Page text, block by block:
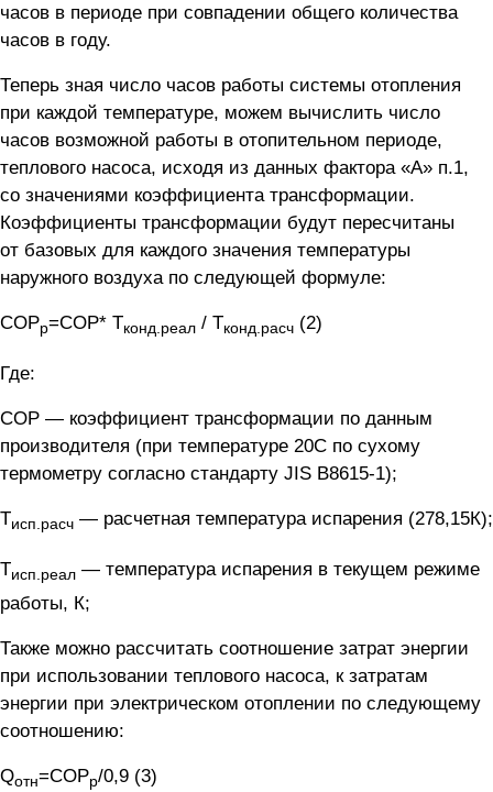
часов в периоде при совпадении общего количества
часов в году.
Теперь зная число часов работы системы отопления
при каждой температуре, можем вычислить число
часов возможной работы в отопительном периоде,
теплового насоса, исходя из данных фактора «А» п.1,
со значениями коэффициента трансформации.
Коэффициенты трансформации будут пересчитаны
от базовых для каждого значения температуры
наружного воздуха по следующей формуле:
COPр=COP* Tконд.реал / Tконд.расч (2)
Где:
COP — коэффициент трансформации по данным
производителя (при температуре 20С по сухому
термометру согласно стандарту JIS B8615-1);
Tисп.расч — расчетная температура испарения (278,15К);
Tисп.реал — температура испарения в текущем режиме
работы, К;
Также можно рассчитать соотношение затрат энергии
при использовании теплового насоса, к затратам
энергии при электрическом отоплении по следующему
соотношению:
Qотн=COPр/0,9 (3)